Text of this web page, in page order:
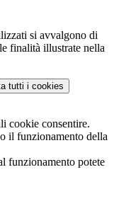
si avvalgono di
finalità illustrate nella
tutti i cookies
cookie consentire.
il funzionamento della
funzionamento potete